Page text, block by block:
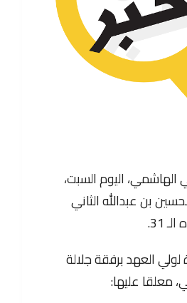
الهاشمي، اليوم السبت،
بن عبدالله الثاني
31.
العهد برفقة جلالة
معلقا عليها: